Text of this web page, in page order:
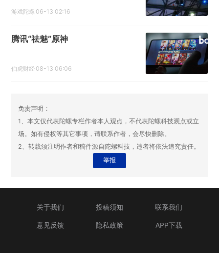
游戏陀螺 06-13 02:16
腾讯“祛魅”原神
伯虎财经 08-13 06:06
免责声明：
1、本文仅代表陀螺专栏作者本人观点，不代表陀螺科技观点或立
场。如有侵权等其它事项，请联系作者，会尽快删除。
2、转载须注明作者和稿件源自陀螺科技，违者将依法追究责任。
举报
关于我们 投稿须知 联系我们
意见反馈 隐私政策 APP下载